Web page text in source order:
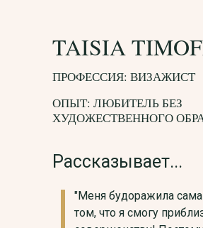
TAISIA
ПРОФЕССИЯ: ВИЗАЖИСТ
Рассказывает...
ОПЫТ: ЛЮБИТЕЛЬ БЕЗ
ХУДОЖЕСТВЕННОГО
"Меня будоражила
том, что я смогу